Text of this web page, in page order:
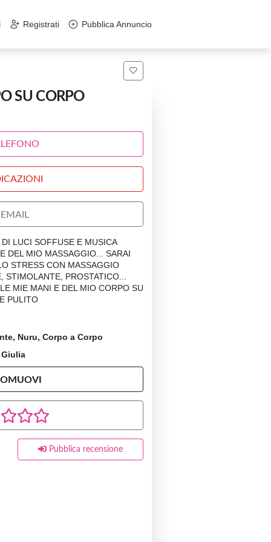
Registrati Pubblica Annuncio
SU CORPO
LUCI SOFFUSE E MUSICA
DEL MIO MASSAGGIO... SARAI
STRESS CON MASSAGGIO
PROSTATICO...
MIE MANI E DEL MIO CORPO SU
PULITO
Nuru, Corpo a Corpo
Giulia
Pubblica recensione